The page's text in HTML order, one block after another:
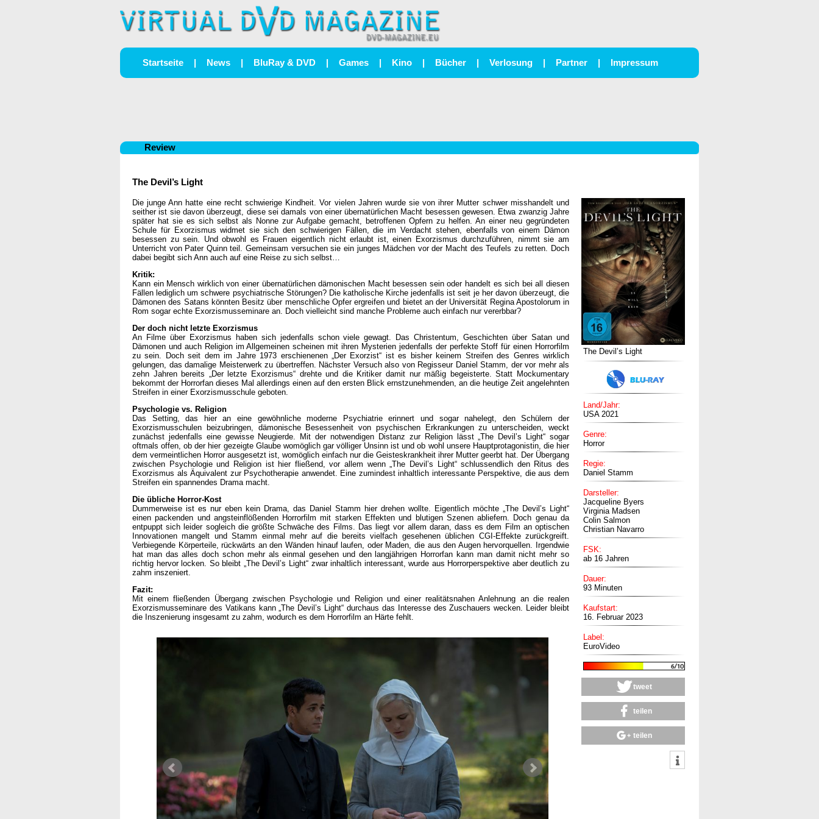
Startseite | News | BluRay & DVD | Games | Kino | Bücher | Verlosung | Partner | Impressum
Review
The Devil’s Light
The Devil’s Light
Land/Jahr:
USA 2021
Genre:
Horror
Regie:
Daniel Stamm
Darsteller:
Jacqueline Byers
Virginia Madsen
Colin Salmon
Christian Navarro
FSK:
ab 16 Jahren
Dauer:
93 Minuten
Kaufstart:
16. Februar 2023
Label:
EuroVideo
tweet
teilen
teilen
Die junge Ann hatte eine recht schwierige Kindheit. Vor vielen Jahren wurde sie von ihrer Mutter schwer misshandelt und
seither ist sie davon überzeugt, diese sei damals von einer übernatürlichen Macht besessen gewesen. Etwa zwanzig Jahre
später hat sie es sich selbst als Nonne zur Aufgabe gemacht, betroffenen Opfern zu helfen. An einer neu gegründeten
Schule für Exorzismus widmet sie sich den schwierigen Fällen, die im Verdacht stehen, ebenfalls von einem Dämon
besessen zu sein. Und obwohl es Frauen eigentlich nicht erlaubt ist, einen Exorzismus durchzuführen, nimmt sie am
Unterricht von Pater Quinn teil. Gemeinsam versuchen sie ein junges Mädchen vor der Macht des Teufels zu retten. Doch
dabei begibt sich Ann auch auf eine Reise zu sich selbst…
Kritik:
Kann ein Mensch wirklich von einer übernatürlichen dämonischen Macht besessen sein oder handelt es sich bei all diesen
Fällen lediglich um schwere psychiatrische Störungen? Die katholische Kirche jedenfalls ist seit je her davon überzeugt, die
Dämonen des Satans könnten Besitz über menschliche Opfer ergreifen und bietet an der Universität Regina Apostolorum in
Rom sogar echte Exorzismusseminare an. Doch vielleicht sind manche Probleme auch einfach nur vererbbar?
Der doch nicht letzte Exorzismus
An Filme über Exorzismus haben sich jedenfalls schon viele gewagt. Das Christentum, Geschichten über Satan und
Dämonen und auch Religion im Allgemeinen scheinen mit ihren Mysterien jedenfalls der perfekte Stoff für einen Horrorfilm
zu sein. Doch seit dem im Jahre 1973 erschienenen „Der Exorzist“ ist es bisher keinem Streifen des Genres wirklich
gelungen, das damalige Meisterwerk zu übertreffen. Nächster Versuch also von Regisseur Daniel Stamm, der vor mehr als
zehn Jahren bereits „Der letzte Exorzismus“ drehte und die Kritiker damit nur mäßig begeisterte. Statt Mockumentary
bekommt der Horrorfan dieses Mal allerdings einen auf den ersten Blick ernstzunehmenden, an die heutige Zeit angelehnten
Streifen in einer Exorzismusschule geboten.
Psychologie vs. Religion
Das Setting, das hier an eine gewöhnliche moderne Psychiatrie erinnert und sogar nahelegt, den Schülern der
Exorzismusschulen beizubringen, dämonische Besessenheit von psychischen Erkrankungen zu unterscheiden, weckt
zunächst jedenfalls eine gewisse Neugierde. Mit der notwendigen Distanz zur Religion lässt „The Devil’s Light“ sogar
oftmals offen, ob der hier gezeigte Glaube womöglich gar völliger Unsinn ist und ob wohl unsere Hauptprotagonistin, die hier
dem vermeintlichen Horror ausgesetzt ist, womöglich einfach nur die Geisteskrankheit ihrer Mutter geerbt hat. Der Übergang
zwischen Psychologie und Religion ist hier fließend, vor allem wenn „The Devil’s Light“ schlussendlich den Ritus des
Exorzismus als Äquivalent zur Psychotherapie anwendet. Eine zumindest inhaltlich interessante Perspektive, die aus dem
Streifen ein spannendes Drama macht.
Die übliche Horror-Kost
Dummerweise ist es nur eben kein Drama, das Daniel Stamm hier drehen wollte. Eigentlich möchte „The Devil’s Light“
einen packenden und angsteinflößenden Horrorfilm mit starken Effekten und blutigen Szenen abliefern. Doch genau da
entpuppt sich leider sogleich die größte Schwäche des Films. Das liegt vor allem daran, dass es dem Film an optischen
Innovationen mangelt und Stamm einmal mehr auf die bereits vielfach gesehenen üblichen CGI-Effekte zurückgreift.
Verbiegende Körperteile, rückwärts an den Wänden hinauf laufen, oder Maden, die aus den Augen hervorquellen. Irgendwie
hat man das alles doch schon mehr als einmal gesehen und den langjährigen Horrorfan kann man damit nicht mehr so
richtig hervor locken. So bleibt „The Devil’s Light“ zwar inhaltlich interessant, wurde aus Horrorperspektive aber deutlich zu
zahm inszeniert.
Fazit:
Mit einem fließenden Übergang zwischen Psychologie und Religion und einer realitätsnahen Anlehnung an die realen
Exorzismusseminare des Vatikans kann „The Devil’s Light“ durchaus das Interesse des Zuschauers wecken. Leider bleibt
die Inszenierung insgesamt zu zahm, wodurch es dem Horrorfilm an Härte fehlt.